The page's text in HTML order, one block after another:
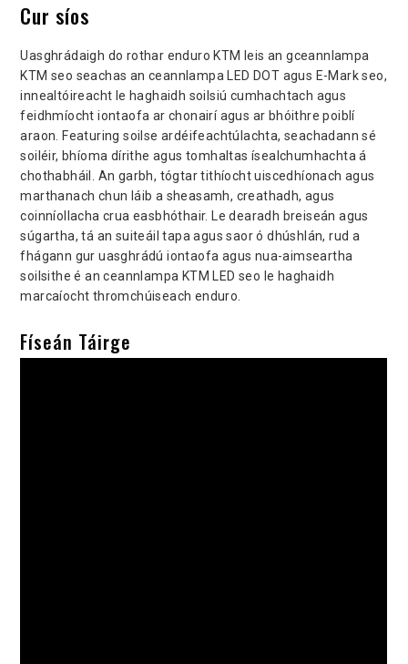
Cur síos
Uasghrádaigh do rothar enduro KTM leis an gceannlampa
KTM seo seachas an ceannlampa LED DOT agus E-Mark seo,
innealtóireacht le haghaidh soilsiú cumhachtach agus
feidhmíocht iontaofa ar chonairí agus ar bhóithre poiblí
araon. Featuring soilse ardéifeachtúlachta, seachadann sé
soiléir, bhíoma dírithe agus tomhaltas ísealchumhachta á
chothabháil. An garbh, tógtar tithíocht uiscedhíonach agus
marthanach chun láib a sheasamh, creathadh, agus
coinníollacha crua easbhóthair. Le dearadh breiseán agus
súgartha, tá an suiteáil tapa agus saor ó dhúshlán, rud a
fhágann gur uasghrádú iontaofa agus nua-aimseartha
soilsithe é an ceannlampa KTM LED seo le haghaidh
marcaíocht thromchúiseach enduro.
Físeán Táirge